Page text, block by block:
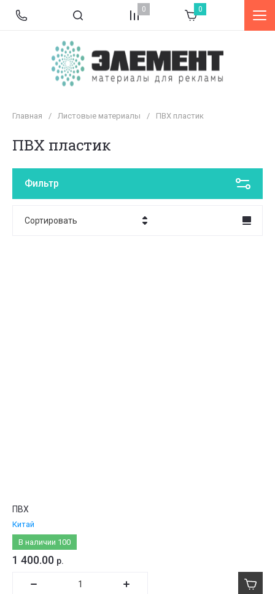
0 0
Главная / Листовые материалы / ПВХ пластик
ПВХ пластик
Фильтр
Сортировать
ПВХ
Китай
В наличии 100
1 400.00 р.